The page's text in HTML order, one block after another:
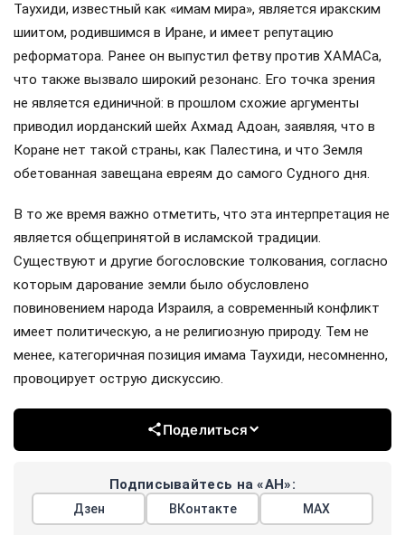
Таухиди, известный как «имам мира», является иракским
шиитом, родившимся в Иране, и имеет репутацию
реформатора. Ранее он выпустил фетву против ХАМАСа,
что также вызвало широкий резонанс. Его точка зрения
не является единичной: в прошлом схожие аргументы
приводил иорданский шейх Ахмад Адоан, заявляя, что в
Коране нет такой страны, как Палестина, и что Земля
обетованная завещана евреям до самого Судного дня.
В то же время важно отметить, что эта интерпретация не
является общепринятой в исламской традиции.
Существуют и другие богословские толкования, согласно
которым дарование земли было обусловлено
повиновением народа Израиля, а современный конфликт
имеет политическую, а не религиозную природу. Тем не
менее, категоричная позиция имама Таухиди, несомненно,
провоцирует острую дискуссию.
Поделиться
Подписывайтесь на «АН»:
Дзен ВКонтакте МАХ